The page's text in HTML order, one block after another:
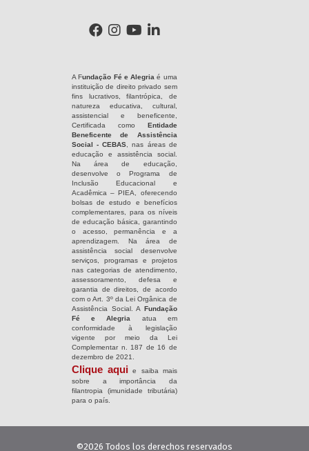
A Fundação Fé e Alegria é uma
instituição de direito privado sem
fins lucrativos, filantrópica, de
natureza educativa, cultural,
assistencial e beneficente,
Certificada como Entidade
Beneficente de Assistência
Social - CEBAS, nas áreas de
educação e assistência social.
Na área de educação,
desenvolve o Programa de
Inclusão Educacional e
Acadêmica – PIEA, oferecendo
bolsas de estudo e benefícios
complementares, para os níveis
de educação básica, garantindo
o acesso, permanência e a
aprendizagem. Na área de
assistência social desenvolve
serviços, programas e projetos
nas categorias de atendimento,
assessoramento, defesa e
garantia de direitos, de acordo
com o Art. 3º da Lei Orgânica de
Assistência Social. A Fundação
Fé e Alegria atua em
conformidade à legislação
vigente por meio da Lei
Complementar n. 187 de 16 de
dezembro de 2021.
Clique aqui e saiba mais
sobre a importância da
filantropia (imunidade tributária)
para o país.
©2026 Todos los derechos reservados